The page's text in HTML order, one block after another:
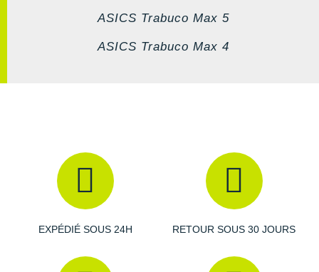
ASICS Trabuco Max 5
ASICS Trabuco Max 4
EXPÉDIÉ SOUS 24H RETOUR SOUS 30 JOURS